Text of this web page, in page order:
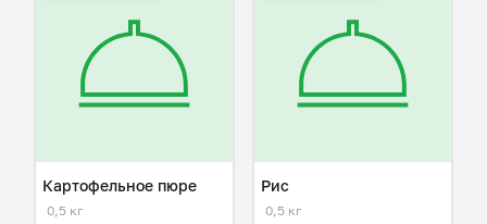
Картофельное пюре
0,5 кг
Рис
0,5 кг